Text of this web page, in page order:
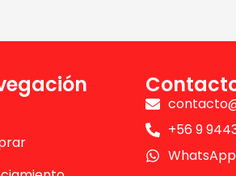
+56 9
WhatsApp